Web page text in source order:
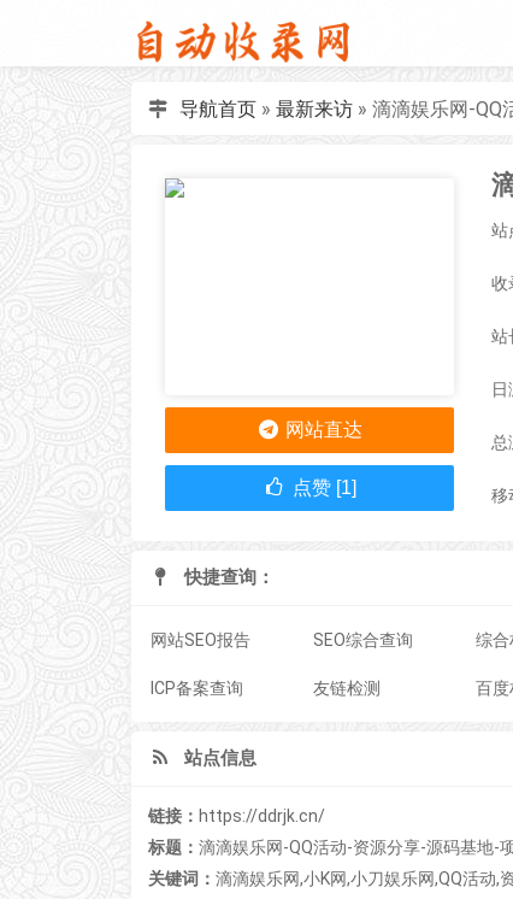
导航首页 »最新来访 »滴滴娱乐网-QQ
站
收
站
总
移
网站直达
点赞 [1]
快捷查询：
网站SEO报告 SEO综合查询 综合
ICP备案查询 友链检测 百度
站点信息
链接： https://ddrjk.cn/
标题： 滴滴娱乐网-QQ活动-资源分享-源码基地-
关键词： 滴滴娱乐网,小K网,小刀娱乐网,QQ活动,